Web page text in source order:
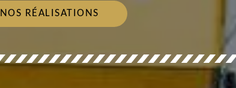
NOS RÉALISATIONS